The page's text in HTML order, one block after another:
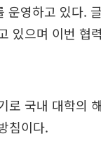
운영하고 있다.
있으며 이번 협
로 국내 대학의
침이다.